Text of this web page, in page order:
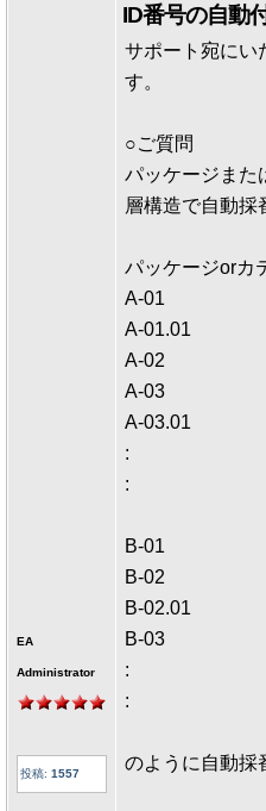
EA
Administrator
投稿: 1557
ID番号の自動
サポート宛にい
す。
○ご質問
パッケージまた
層構造で自動採
パッケージorカ
A-01
A-01.01
A-02
A-03
A-03.01
:
:
B-01
B-02
B-02.01
B-03
:
:
のように自動採